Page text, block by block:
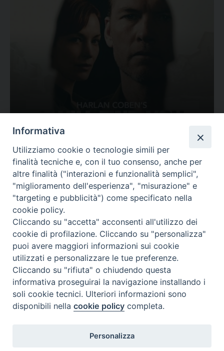
Valutazione
Complesso, Problematico
Tematica: Amore-Sentimenti, Carcere...
Contatti & Info
C.ne Aurelia, 50 – 00165 Roma
Contatti
Scrivi a: cnvf@chiesacattolica.it
Informativa
Utilizziamo cookie o tecnologie simili per
finalità tecniche e, con il tuo consenso, anche per
altre finalità ("interazioni e funzionalità semplici",
"miglioramento dell'esperienza", "misurazione" e
"targeting e pubblicità") come specificato nella
cookie policy.
Cliccando su "accetta" acconsenti all'utilizzo dei
cookie di profilazione. Cliccando su "personalizza"
puoi avere maggiori informazioni sui cookie
utilizzati e personalizzare le tue preferenze.
Cliccando su "rifiuta" o chiudendo questa
informativa proseguirai la navigazione installando i
soli cookie tecnici. Ulteriori informazioni sono
disponibili nellacookie policy completa.
Personalizza